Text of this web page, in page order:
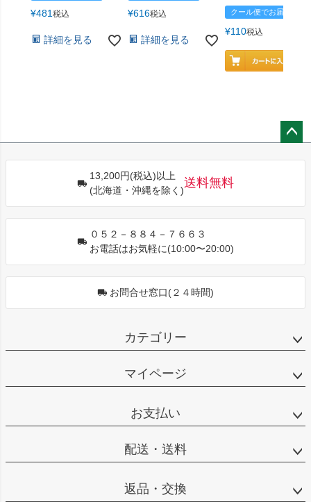
¥481 税込
詳細を見る
¥616税込
詳細を見る
クール便でお届け
¥110税込
13,200円(税込)以上
(北海道・沖縄を除く)
送料無料
０５２－８８４－７６６３
お電話はお気軽に(10:00〜20:00)
お問合せ窓口(２４時間)
カテゴリー
マイページ
お支払い
配送・送料
返品・交換